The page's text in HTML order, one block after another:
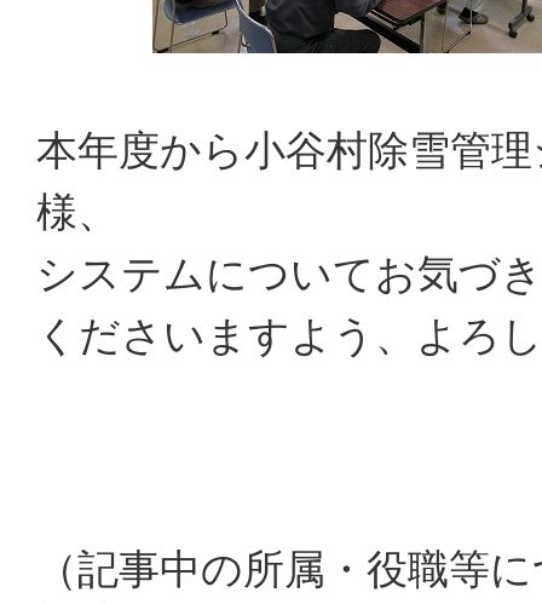
本年度から小谷村除雪管
様、
システムについてお気づ
くださいますよう、よろ
（記事中の所属・役職等